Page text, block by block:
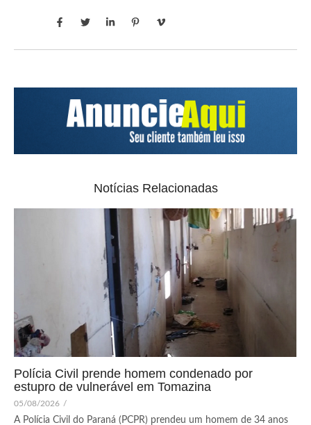
Notícias Relacionadas
Polícia Civil prende homem condenado por
estupro de vulnerável em Tomazina
05/08/2026 /
A Polícia Civil do Paraná (PCPR) prendeu um homem de 34 anos